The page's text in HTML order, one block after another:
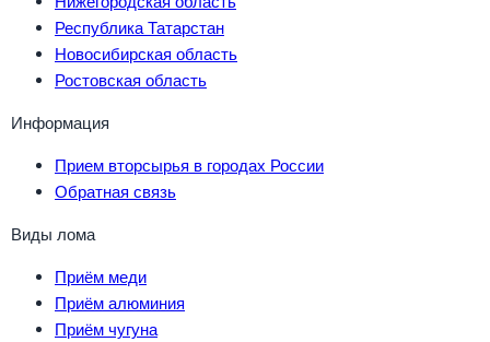
Республика Татарстан
Новосибирская область
Ростовская область
Информация
Прием вторсырья в городах России
Обратная связь
Виды лома
Приём меди
Приём алюминия
Приём чугуна